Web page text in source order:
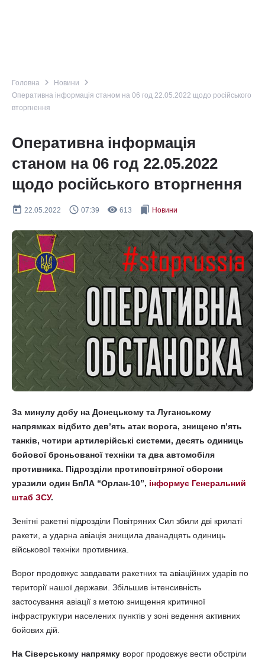
Головна navigate_next Новини navigate_next
Оперативна інформація станом на 06 год 22.05.2022 щодо російського
вторгнення
Оперативна інформація
станом на 06 год 22.05.2022
щодо російського вторгнення
today 22.05.2022 query_builder 07:39 remove_red_eye 613 bookmarks Новини
За минулу добу на Донецькому та Луганському
напрямках відбито дев’ять атак ворога, знищено п’ять
танків, чотири артилерійські системи, десять одиниць
бойової броньованої техніки та два автомобіля
противника. Підрозділи протиповітряної оборони
уразили один БпЛА “Орлан-10”, інформує Генеральний
штаб ЗСУ.
Зенітні ракетні підрозділи Повітряних Сил збили дві крилаті
ракети, а ударна авіація знищила дванадцять одиниць
військової техніки противника.
Ворог продовжує завдавати ракетних та авіаційних ударів по
території нашої держави. Збільшив інтенсивність
застосування авіації з метою знищення критичної
інфраструктури населених пунктів у зоні ведення активних
бойових дій.
На Сіверському напрямку ворог продовжує вести обстріли